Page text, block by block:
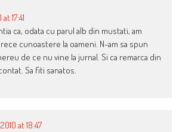
17:41
ca, odata cu parul alb din mustati, am
cunoastere la oameni. N-am sa spun
de ce nu vine la jurnal. Si ca remarca din
Sa fiti sanatos.
at 18:47